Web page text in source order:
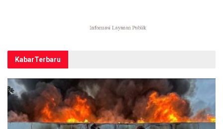
KabarTerbaru